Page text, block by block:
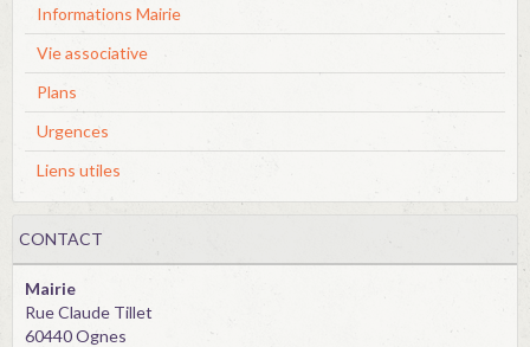
Informations Mairie
Vie associative
Plans
Urgences
Liens utiles
CONTACT
Mairie
Rue Claude Tillet
60440 Ognes